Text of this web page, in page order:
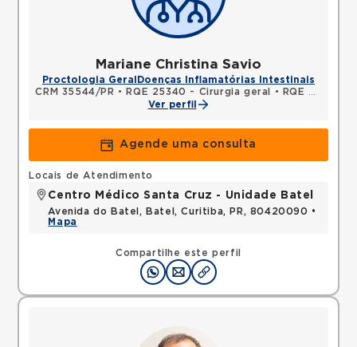
Mariane Christina Savio
Proctologia Geral Doenças Inflamatórias Intestinais
CRM 35544/PR • RQE 25340 - Cirurgia geral •
RQE 26694 - Coloproctologia
Ver perfil
Agende uma consulta
Compartilhe este perfil
Locais de Atendimento
Centro Médico Santa Cruz - Unidade Batel
Avenida do Batel, Batel, Curitiba, PR, 80420090 •
Mapa